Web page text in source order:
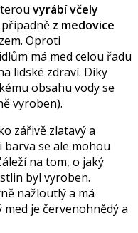
vyrábí včely
případně z medovice
Oproti
má med celou řadu
lidské zdraví. Díky
obsahu vody se
vyroben).
zářivě zlatavý a
barva se ale mohou
na tom, o jaký
byl vyroben.
nažloutlý a má
je červenohnědý a